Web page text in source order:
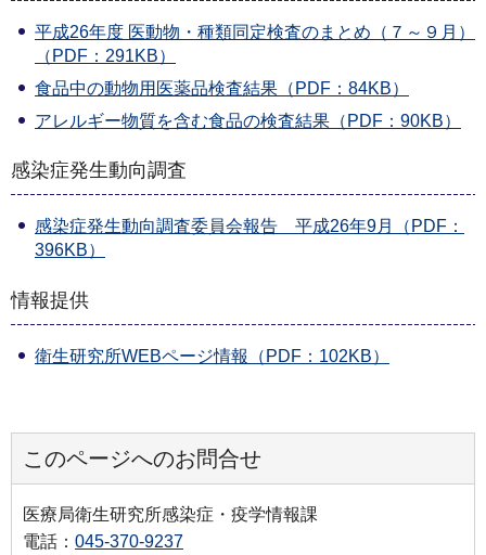
平成26年度 医動物・種類同定検査のまとめ（７～９月）
（PDF：291KB）
食品中の動物用医薬品検査結果（PDF：84KB）
アレルギー物質を含む食品の検査結果（PDF：90KB）
感染症発生動向調査
感染症発生動向調査委員会報告 平成26年9月（PDF：
396KB）
情報提供
衛生研究所WEBページ情報（PDF：102KB）
このページへのお問合せ
医療局衛生研究所感染症・疫学情報課
電話： 045-370-9237